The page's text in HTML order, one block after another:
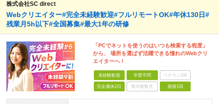
株式会社SC direct
Webクリエイター#完全未経験歓迎#フルリモートOK#年休130日#
残業月5h以下#全国募集#最大1年の研修
「PCでネットを使うのはいつも検索する程度」
から、 場所を選ばず活躍できる憧れのWebクリ
エイターへ！
未経験歓迎 学歴不問 ベテランOK
完全週休2日 賞与複数月 面接1回